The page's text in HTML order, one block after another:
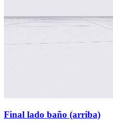
Final lado baño (arriba)